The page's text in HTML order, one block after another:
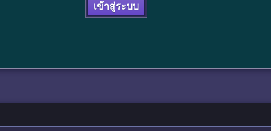
เข้าสู่ระบบ